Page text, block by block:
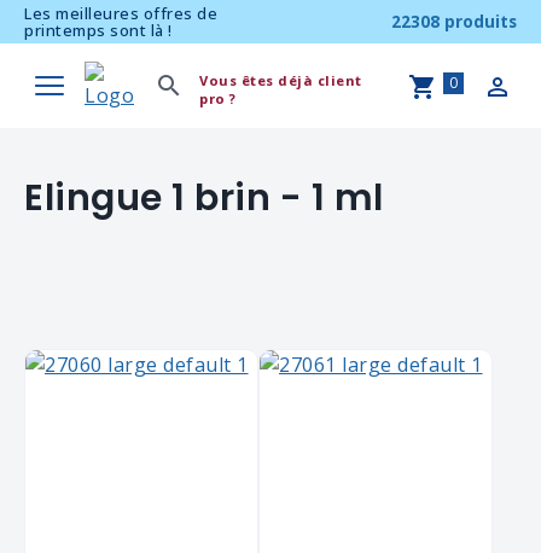
Les meilleures offres de
printemps sont là ! 22308 produits
Vous êtes déjà client
pro ?
0
Elingue 1 brin - 1 ml